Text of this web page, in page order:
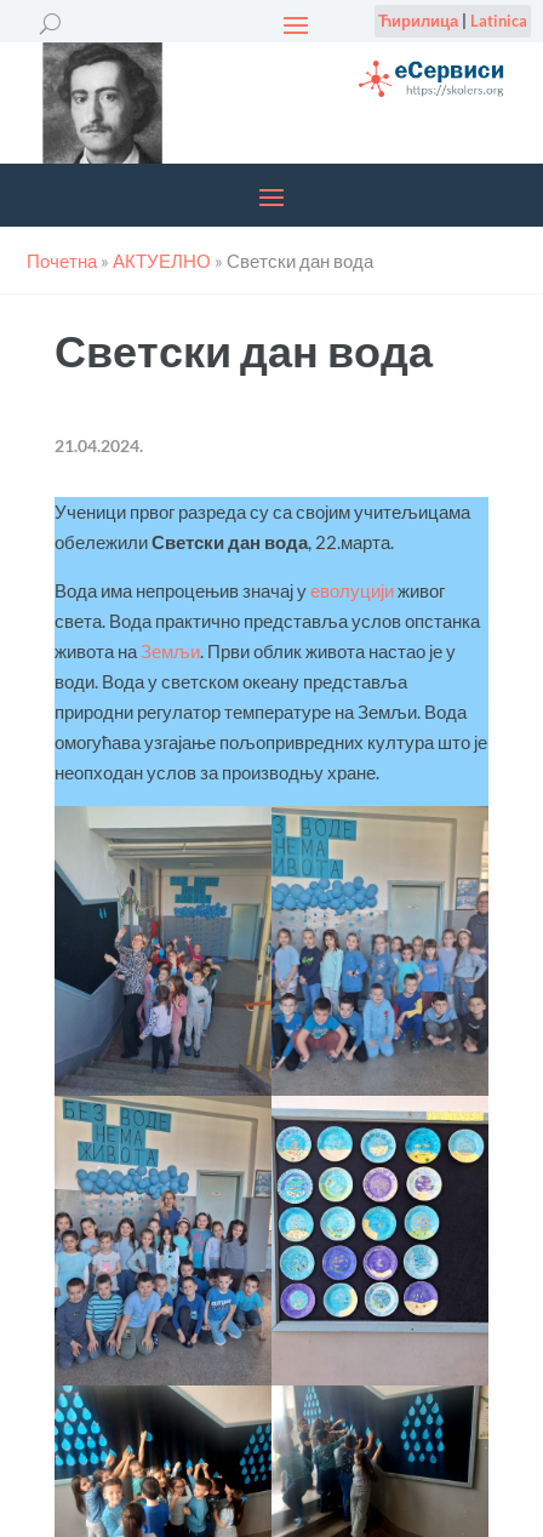
Ћирилица| Latinica
Почетна »АКТУЕЛНО »Светски дан вода
Светски дан вода
21.04.2024.
Ученици првог разреда су са својим учитељицама
обележилиСветски дан вода, 22.марта.
Вода има непроцењив значај уеволуцијиживог
света. Вода практично представља услов опстанка
живота наЗемљи. Први облик живота настао је у
води. Вода у светском океану представља
природни регулатор температуре на Земљи. Вода
омогућава узгајање пољопривредних култура што је
неопходан услов за производњу хране.